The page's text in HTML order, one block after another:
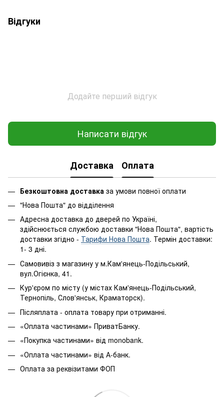
Відгуки
Додайте перший відгук
Написати відгук
Доставка Оплата
Безкоштовна доставка за умови повної оплати
"Нова Пошта" до відділення
Адресна доставка до дверей по Україні,
здійснюється службою доставки "Нова Пошта", вартість
доставки згідно - Тарифи Нова Пошта. Термін доставки:
1- 3 дні.
Самовивіз з магазину у м.Кам'янець-Подільський,
вул.Огієнка, 41.
Кур'єром по місту (у містах Кам'янець-Подільський,
Тернопіль, Слов'янськ, Краматорск).
Післяплата - оплата товару при отриманні.
«Оплата частинами» ПриватБанку.
«Покупка частинами» від monobank.
«Оплата частинами» від А-банк.
Оплата за реквізитами ФОП